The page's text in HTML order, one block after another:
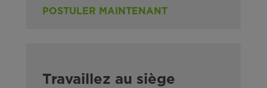
POSTULER MAINTENANT
Travaillez au siège